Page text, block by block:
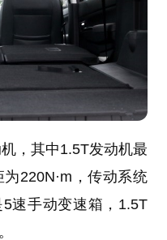
，其中1.5T发动机最
220N·m，传动系统
速手动变速箱，1.5T